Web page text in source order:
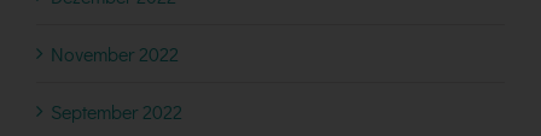
November 2022
September 2022